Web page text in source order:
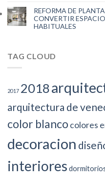
REFORMA DE
CONVERTIR
HABITUALES
TAG CLOUD
2017 2018
arquitectura de
color blanco colores
decoracion
interiores